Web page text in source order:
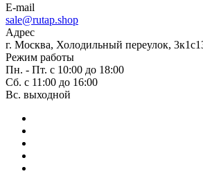
E-mail
sale@rutap.shop
Адрес
г. Москва, Холодильный переулок,
Режим работы
Пн. - Пт. с 10:00 до 18:00
Сб. с 11:00 до 16:00
Вс. выходной